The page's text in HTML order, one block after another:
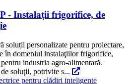
- Instalații frigorifice, de
personalizate pentru proiectare,
în domeniul instalaţiilor frigorifice,
industria agro-alimentară.
soluţii, potrivite s...